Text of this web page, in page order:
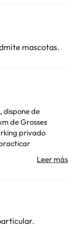
mascotas.
dispone de
de Grosses
privado
1 dormitorio,
- W. A.